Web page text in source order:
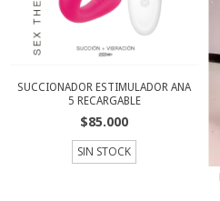
SUCCIONADOR ESTIMULADOR ANA
5 RECARGABLE
$85.000
SIN STOCK